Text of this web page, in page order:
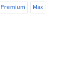
Premium Max